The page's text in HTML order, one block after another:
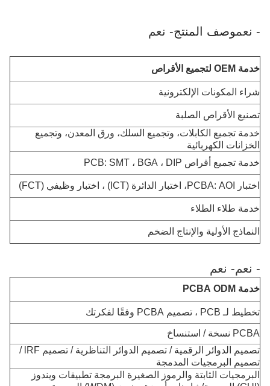
- نعموصف المنتج- نعم
خدمة OEM لتجميع الأقراص
شراء المكونات الإلكترونية
تصنيع الأقراص الصلبة
خدمة تجميع الكابلات، وتجميع السلك، ورق المعدن، وتجميع
الخزانات الكهربائية
خدمة تجميع أقراص PCB: SMT ، BGA ، DIP
اختبار PCBA: AOI، اختبار الدائرة (ICT) ، اختبار وظيفي (FCT)
خدمة طلاء الطلاء
النماذج الأولية والإنتاج الضخم
- نعم- نعم
خدمة PCBA ODM
تخطيط لـ PCB ، تصميم PCBA وفقًا لفكرتك
PCBA نسخة / استنساخ
تصميم الدوائر الرقمية / تصميم الدوائر التناظرية / تصميم lRF /
تصميم البرمجيات المدمجة
البرمجيات الثابتة والرموز الصغيرة البرمجة تطبيقات ويندوز